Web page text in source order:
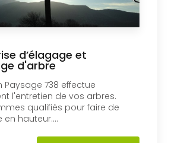
d’élagage et
d'arbre
Paysage 738 effectue
l'entretien de vos arbres.
qualifiés pour faire de
en hauteur....